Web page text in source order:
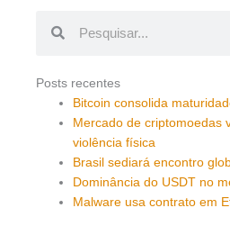
Posts recentes
Bitcoin consolida
Mercado de criptomoedas
violência física
Brasil sediará encontro
Dominância do USDT no
Malware usa contrato em